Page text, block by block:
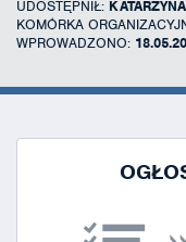
UDOSTĘPNIŁ:
KOMÓRKA
WPROWADZONO: